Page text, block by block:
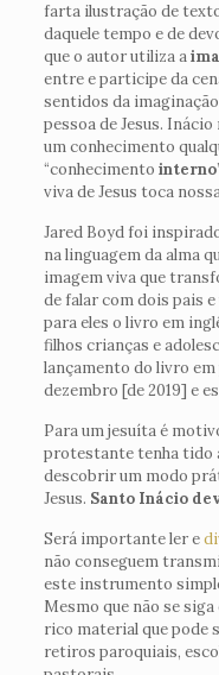
farta ilustração de
daquele tempo e de
que o autor utiliza a
entre e participe da
sentidos da
pessoa de Jesus.
um conhecimento
“conhecimento interno
viva de Jesus toca
Jared Boyd foi
na linguagem da alma
imagem viva que
de falar com dois pais
para eles o livro em
filhos crianças e
lançamento do livro
dezembro [de 2019] e
Para um jesuíta é
protestante tenha tido
descobrir um modo
Jesus. Santo Inácio
Será importante ler e
não conseguem
este instrumento
Mesmo que não se
rico material que pode
retiros paroquiais,